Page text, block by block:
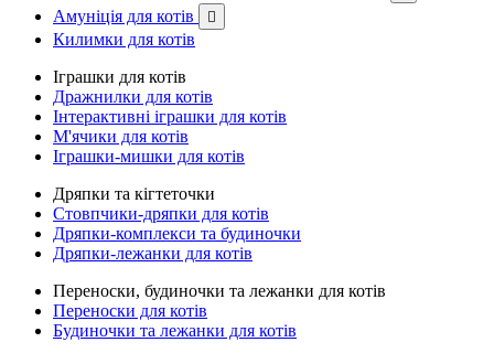
Амуніція для котів 
Килимки для котів
Іграшки для котів
Дражнилки для котів
Інтерактивні іграшки для котів
М'ячики для котів
Іграшки-мишки для котів
Дряпки та кігтеточки
Стовпчики-дряпки для котів
Дряпки-комплекси та будиночки
Дряпки-лежанки для котів
Переноски, будиночки та лежанки для котів
Переноски для котів
Будиночки та лежанки для котів